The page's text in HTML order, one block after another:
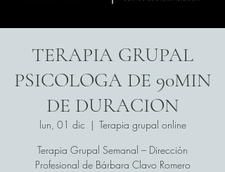
TERAPIA GRUPAL
PSICOLOGA DE 90MIN
DE DURACION
lun, 01 dic
  |
Terapia grupal online
Terapia Grupal Semanal – Dirección
Profesional de Bárbara Clavo Romero